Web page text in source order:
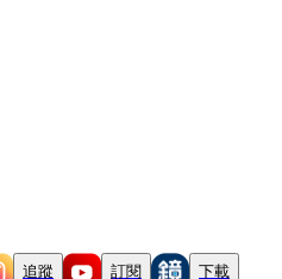
追蹤 訂閱 下載